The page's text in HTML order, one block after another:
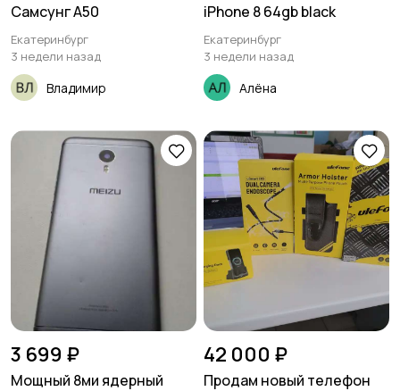
Самсунг А50
Екатеринбург
3 недели назад
Владимир
iPhone 8 64gb black
Екатеринбург
3 недели назад
Алёна
3 699 ₽
Мощный 8ми ядерный
42 000 ₽
Продам новый телефон